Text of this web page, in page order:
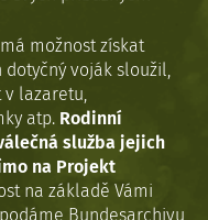
možnost získat
voják sloužil,
v lazaretu,
atp. Rodinní
služba jejich
na Projekt
na základě Vámi
Bundesarchivu